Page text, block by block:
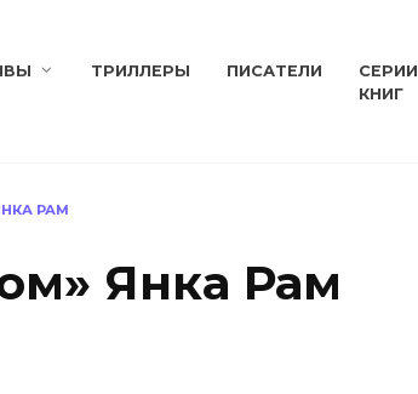
ТРИЛЛЕРЫ ПИСАТЕЛИ
СЕРИИ
КНИГ
РАМ
Янка Рам